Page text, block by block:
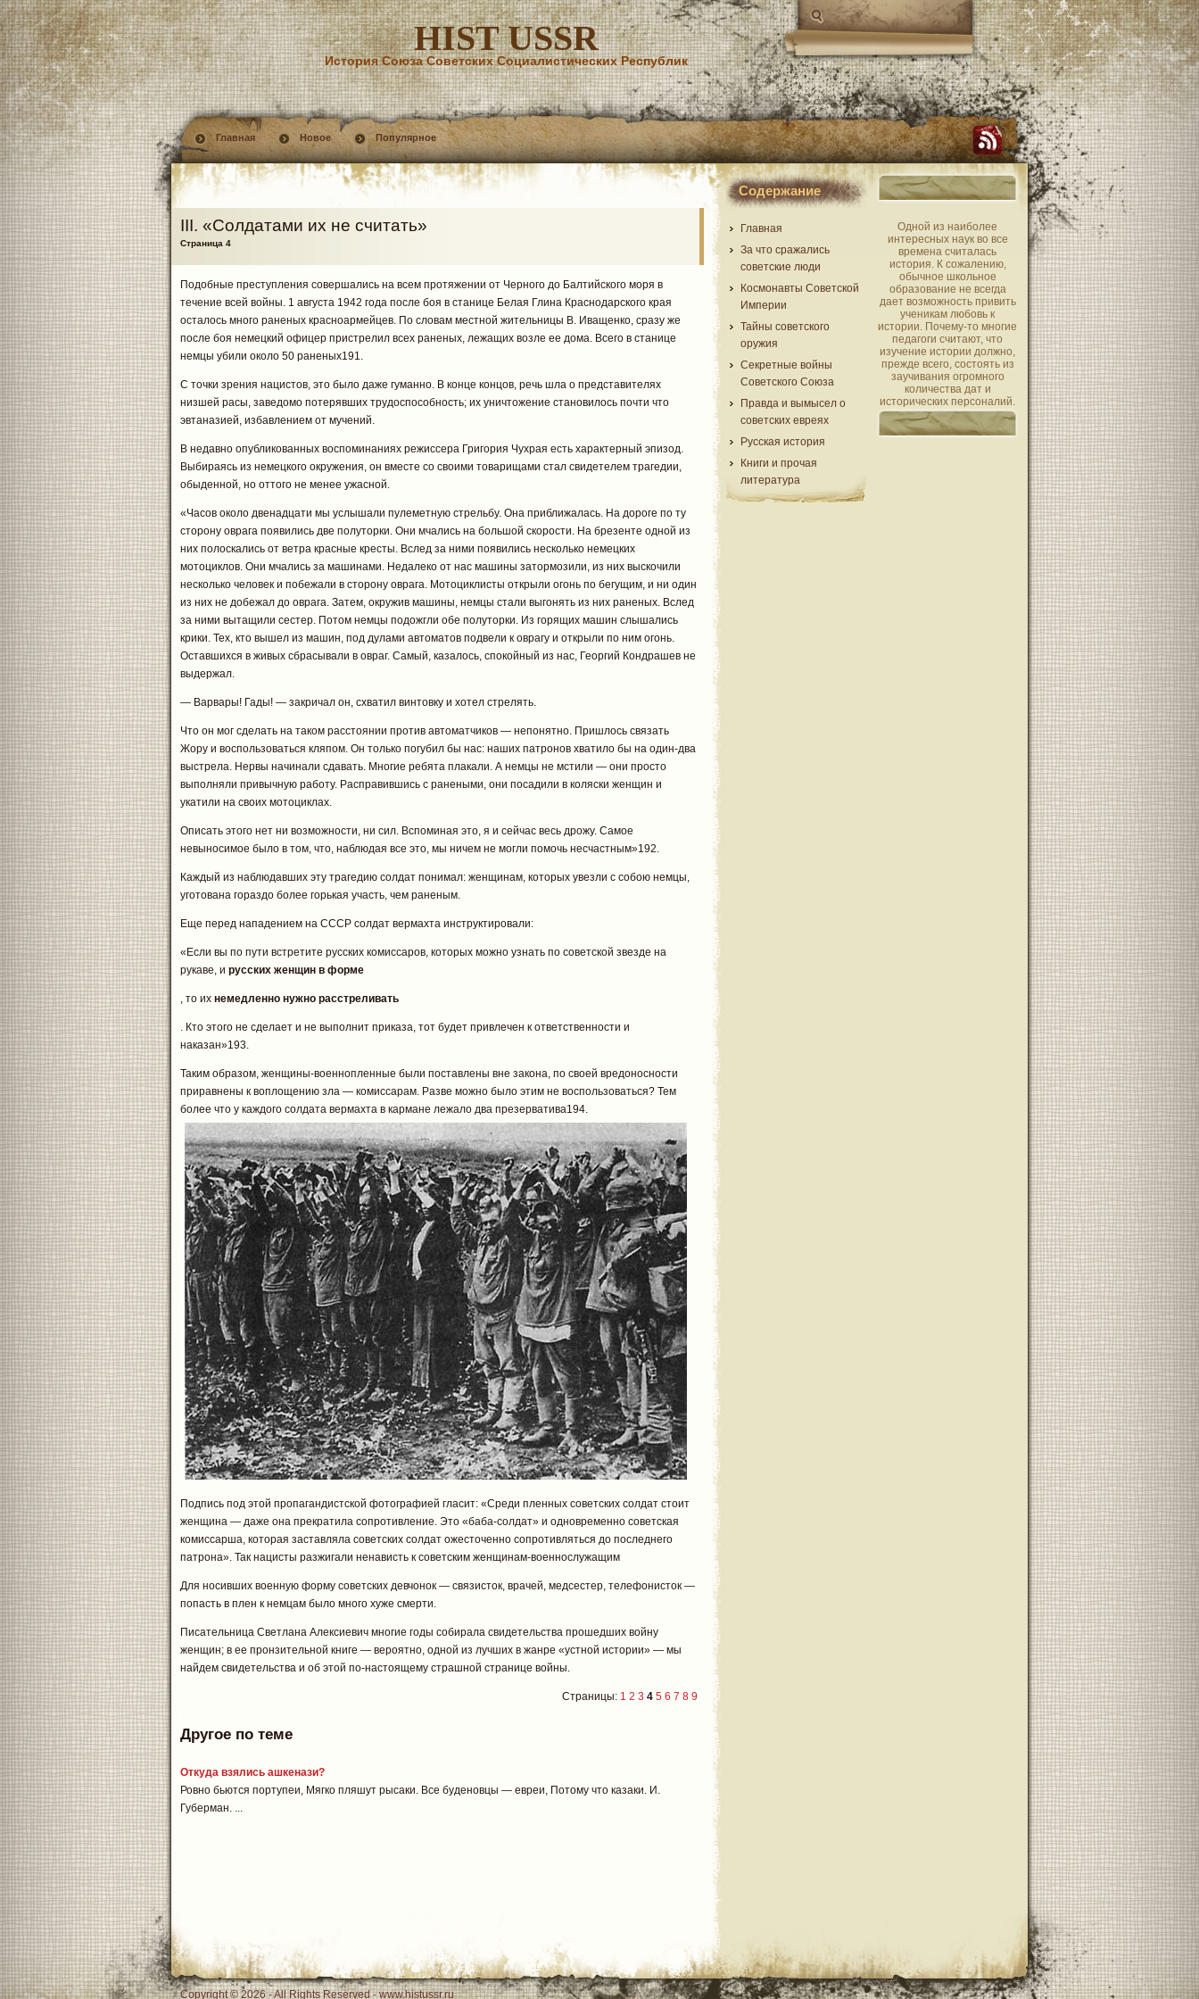
HIST USSR
История Союза Советских Социалистических Республик
Главная Новое Популярное
III. «Солдатами их не считать»
Страница 4
Подобные преступления совершались на всем протяжении от Черного до Балтийского моря в
течение всей войны. 1 августа 1942 года после боя в станице Белая Глина Краснодарского края
осталось много раненых красноармейцев. По словам местной жительницы В. Иващенко, сразу же
после боя немецкий офицер пристрелил всех раненых, лежащих возле ее дома. Всего в станице
немцы убили около 50 раненых191.
С точки зрения нацистов, это было даже гуманно. В конце концов, речь шла о представителях
низшей расы, заведомо потерявших трудоспособность; их уничтожение становилось почти что
эвтаназией, избавлением от мучений.
В недавно опубликованных воспоминаниях режиссера Григория Чухрая есть характерный эпизод.
Выбираясь из немецкого окружения, он вместе со своими товарищами стал свидетелем трагедии,
обыденной, но оттого не менее ужасной.
«Часов около двенадцати мы услышали пулеметную стрельбу. Она приближалась. На дороге по ту
сторону оврага появились две полуторки. Они мчались на большой скорости. На брезенте одной из
них полоскались от ветра красные кресты. Вслед за ними появились несколько немецких
мотоциклов. Они мчались за машинами. Недалеко от нас машины затормозили, из них выскочили
несколько человек и побежали в сторону оврага. Мотоциклисты открыли огонь по бегущим, и ни один
из них не добежал до оврага. Затем, окружив машины, немцы стали выгонять из них раненых. Вслед
за ними вытащили сестер. Потом немцы подожгли обе полуторки. Из горящих машин слышались
крики. Тех, кто вышел из машин, под дулами автоматов подвели к оврагу и открыли по ним огонь.
Оставшихся в живых сбрасывали в овраг. Самый, казалось, спокойный из нас, Георгий Кондрашев не
выдержал.
— Варвары! Гады! — закричал он, схватил винтовку и хотел стрелять.
Что он мог сделать на таком расстоянии против автоматчиков — непонятно. Пришлось связать
Жору и воспользоваться кляпом. Он только погубил бы нас: наших патронов хватило бы на один-два
выстрела. Нервы начинали сдавать. Многие ребята плакали. А немцы не мстили — они просто
выполняли привычную работу. Расправившись с ранеными, они посадили в коляски женщин и
укатили на своих мотоциклах.
Описать этого нет ни возможности, ни сил. Вспоминая это, я и сейчас весь дрожу. Самое
невыносимое было в том, что, наблюдая все это, мы ничем не могли помочь несчастным»192.
Каждый из наблюдавших эту трагедию солдат понимал: женщинам, которых увезли с собою немцы,
уготована гораздо более горькая участь, чем раненым.
Еще перед нападением на СССР солдат вермахта инструктировали:
«Если вы по пути встретите русских комиссаров, которых можно узнать по советской звезде на
рукаве, и русских женщин в форме
, то их немедленно нужно расстреливать
. Кто этого не сделает и не выполнит приказа, тот будет привлечен к ответственности и
наказан»193.
Таким образом, женщины-военнопленные были поставлены вне закона, по своей вредоносности
приравнены к воплощению зла — комиссарам. Разве можно было этим не воспользоваться? Тем
более что у каждого солдата вермахта в кармане лежало два презерватива194.
Подпись под этой пропагандистской фотографией гласит: «Среди пленных советских солдат стоит
женщина — даже она прекратила сопротивление. Это «баба-солдат» и одновременно советская
комиссарша, которая заставляла советских солдат ожесточенно сопротивляться до последнего
патрона». Так нацисты разжигали ненависть к советским женщинам-военнослужащим
Для носивших военную форму советских девчонок — связисток, врачей, медсестер, телефонисток —
попасть в плен к немцам было много хуже смерти.
Писательница Светлана Алексиевич многие годы собирала свидетельства прошедших войну
женщин; в ее пронзительной книге — вероятно, одной из лучших в жанре «устной истории» — мы
найдем свидетельства и об этой по-настоящему страшной странице войны.
Страницы: 1 2 3 4 5 6 7 8 9
Другое по теме
Откуда взялись ашкенази?
Ровно бьются портупеи, Мягко пляшут рысаки. Все буденовцы — евреи, Потому что казаки. И.
Губерман. ...
Содержание
Главная
За что сражались
советские люди
Космонавты Советской
Империи
Тайны советского
оружия
Секретные войны
Советского Союза
Правда и вымысел о
советских евреях
Русская история
Книги и прочая
литература
Одной из наиболее
интересных наук во все
времена считалась
история. К сожалению,
обычное школьное
образование не всегда
дает возможность привить
ученикам любовь к
истории. Почему-то многие
педагоги считают, что
изучение истории должно,
прежде всего, состоять из
заучивания огромного
количества дат и
исторических персоналий.
Copyright © 2026 - All Rights Reserved - www.histussr.ru